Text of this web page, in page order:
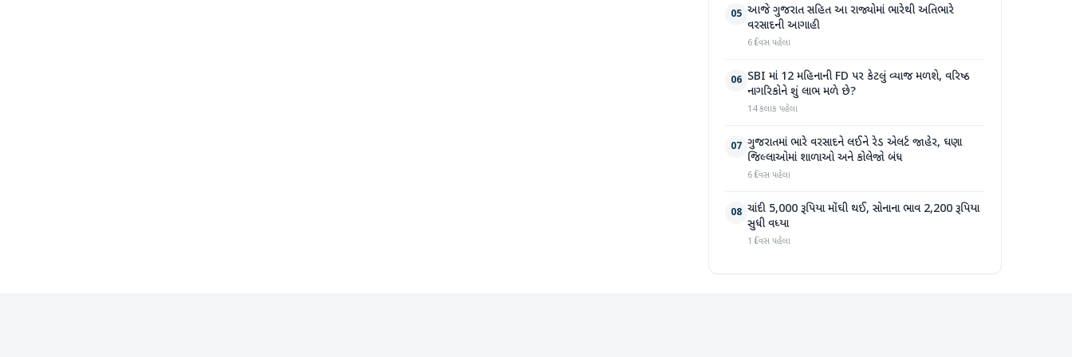
05 આજે ગુજરાત સહિત આ રાજ્યોમાં ભારેથી અતિભારે
વરસાદની આગાહી
6 દિવસ પહેલા
06 SBI માં 12 મહિનાની FD પર કેટલું વ્યાજ મળશે, વરિષ્ઠ
નાગરિકોને શું લાભ મળે છે?
14 કલાક પહેલા
07 ગુજરાતમાં ભારે વરસાદને લઈને રેડ એલર્ટ જાહેર, ઘણા
જિલ્લાઓમાં શાળાઓ અને કોલેજો બંધ
6 દિવસ પહેલા
08 ચાંદી 5,000 રૂપિયા મોંઘી થઈ, સોનાના ભાવ 2,200 રૂપિયા
સુધી વધ્યા
1 દિવસ પહેલા